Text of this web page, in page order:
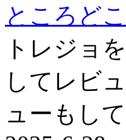
ところど
トレジョ
してレビ
ューもし